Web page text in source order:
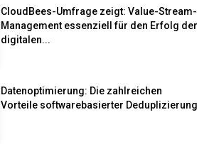
CloudBees-Umfrage zeigt: Value-Stream-
Management essenziell für den Erfolg der
digitalen...
Datenoptimierung: Die zahlreichen
Vorteile softwarebasierter Deduplizierung